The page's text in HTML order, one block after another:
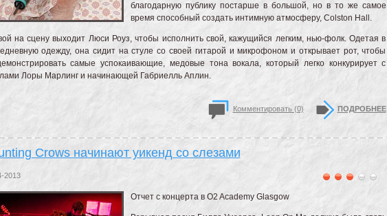
благодарную публику постарше в большой, но в то же самое
время способный создать интимную атмосферу, Colston Hall.
на сцену выходит Люси Роуз, чтобы исполнить свой, кажущийся легким, нью-фолк. Одетая в
одежду, она сидит на стуле со своей гитарой и микрофоном и открывает рот, чтобы
самые успокаивающие, медовые тона вокала, который легко конкурирует с
Лоры Марлинг и начинающей Габриелль Аплин.
Комментировать (0) ПОДРОБНЕЕ
Crows начинают уикенд со слезами
2013
Отчет с концерта в O2 Academy Glasgow